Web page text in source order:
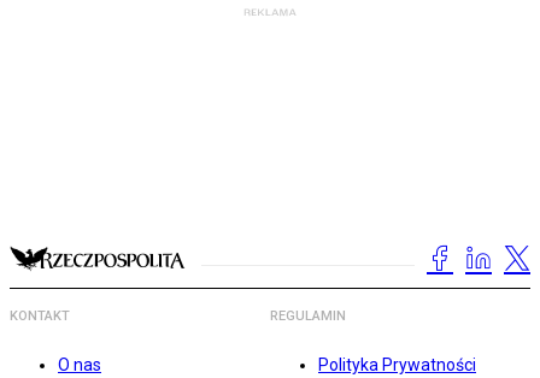
KONTAKT
O nas
REGULAMIN
Polityka Prywatności